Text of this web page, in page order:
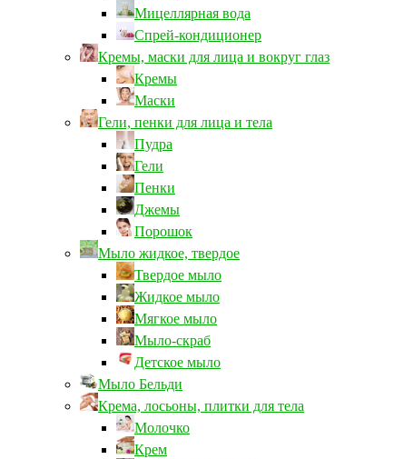
Мицеллярная вода
Спрей-кондиционер
Кремы, маски для лица и вокруг глаз
Кремы
Маски
Гели, пенки для лица и тела
Пудра
Гели
Пенки
Джемы
Порошок
Мыло жидкое, твердое
Твердое мыло
Жидкое мыло
Мягкое мыло
Мыло-скраб
Детское мыло
Мыло Бельди
Крема, лосьоны, плитки для тела
Молочко
Крем